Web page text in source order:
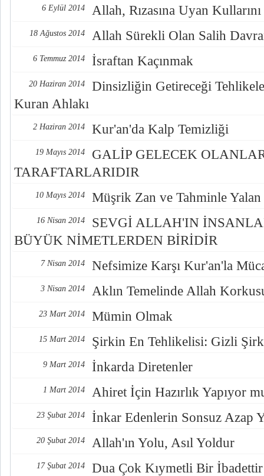
6 Eylül 2014 Allah, Rızasına Uyan
18 Ağustos 2014 Allah Sürekli Olan Salih
6 Temmuz 2014 İsraftan Kaçınmak
20 Haziran 2014
Dinsizliğin Getireceği
Kuran Ahlakı
2 Haziran 2014 Kur'an'da Kalp Temizliği
19 Mayıs 2014
GALİP GELECEK
TARAFTARLARIDIR
10 Mayıs 2014 Müşrik Zan ve Tahminle
16 Nisan 2014
SEVGİ ALLAH'IN
BÜYÜK NİMETLERDEN BİRİDİR
7 Nisan 2014 Nefsimize Karşı Kur'an'la
3 Nisan 2014 Aklın Temelinde Allah
23 Mart 2014 Mümin Olmak
15 Mart 2014 Şirkin En Tehlikelisi: Gizli Şirk
9 Mart 2014 İnkarda Diretenler
1 Mart 2014 Ahiret İçin Hazırlık Yapıyor
23 Şubat 2014 İnkar Edenlerin Sonsuz Azap
20 Şubat 2014 Allah'ın Yolu, Asıl Yoldur
17 Şubat 2014 Dua Çok Kıymetli Bir İbadettir